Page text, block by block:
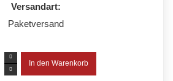
Versandart:
Paketversand